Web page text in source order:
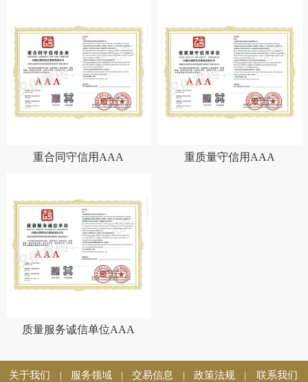
重合同守信用AAA 重质量守信用AAA
质量服务诚信单位AAA
|
关于我们 |
服务领域 |
交易信息 |
政策法规 联系我们